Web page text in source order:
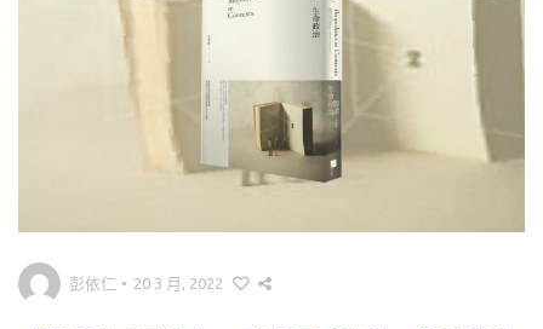
彭依仁 • 20 3 月, 2022